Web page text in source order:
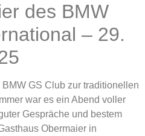
des BMW
– 29.
GS Club zur traditionellen
war es ein Abend voller
Gespräche und bestem
Obermaier in